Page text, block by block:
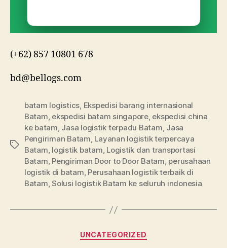
(+62) 857 10801 678
bd@bellogs.com
Tag
batam logistics, Ekspedisi barang internasional
Batam, ekspedisi batam singapore, ekspedisi china
ke batam, Jasa logistik terpadu Batam, Jasa
Pengiriman Batam, Layanan logistik terpercaya
Batam, logistik batam, Logistik dan transportasi
Batam, Pengiriman Door to Door Batam, perusahaan
logistik di batam, Perusahaan logistik terbaik di
Batam,Solusi logistik Batam ke seluruh indonesia
Kategori
UNCATEGORIZED